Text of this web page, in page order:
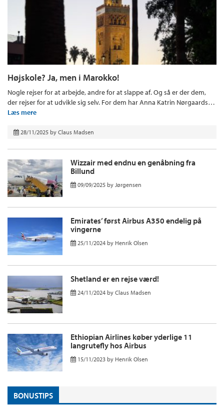
Højskole? Ja, men i Marokko!
Nogle rejser for at arbejde, andre for at slappe af. Og så er der dem,
der rejser for at udvikle sig selv. For dem har Anna Katrin Nørgaards…
Læs mere
28/11/2025 by Claus Madsen
Wizzair med endnu en genåbning fra
Billund
09/09/2025 by Jørgensen
Emirates’ først Airbus A350 endelig på
vingerne
25/11/2024 by Henrik Olsen
Shetland er en rejse værd!
24/11/2024 by Claus Madsen
Ethiopian Airlines køber yderlige 11
langrutefly hos Airbus
15/11/2023 by Henrik Olsen
BONUSTIPS